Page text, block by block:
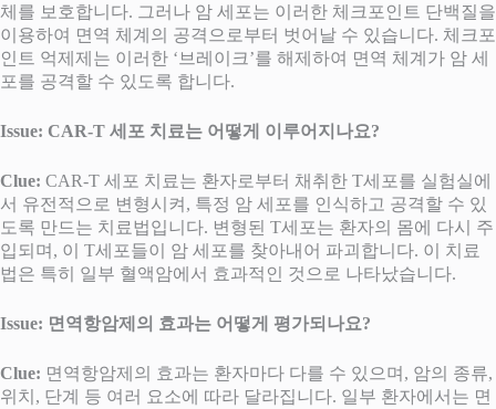
체를 보호합니다. 그러나 암 세포는 이러한 체크포인트 단백질을
이용하여 면역 체계의 공격으로부터 벗어날 수 있습니다. 체크포
인트 억제제는 이러한 ‘브레이크’를 해제하여 면역 체계가 암 세
포를 공격할 수 있도록 합니다.
Issue: CAR-T 세포 치료는 어떻게 이루어지나요?
Clue: CAR-T 세포 치료는 환자로부터 채취한 T세포를 실험실에
서 유전적으로 변형시켜, 특정 암 세포를 인식하고 공격할 수 있
도록 만드는 치료법입니다. 변형된 T세포는 환자의 몸에 다시 주
입되며, 이 T세포들이 암 세포를 찾아내어 파괴합니다. 이 치료
법은 특히 일부 혈액암에서 효과적인 것으로 나타났습니다.
Issue: 면역항암제의 효과는 어떻게 평가되나요?
Clue: 면역항암제의 효과는 환자마다 다를 수 있으며, 암의 종류,
위치, 단계 등 여러 요소에 따라 달라집니다. 일부 환자에서는 면